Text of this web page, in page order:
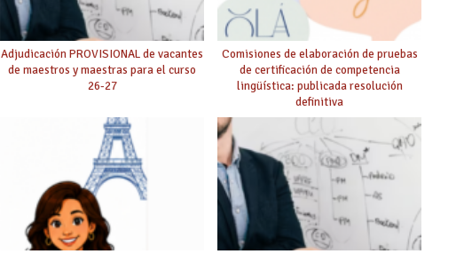
Adjudicación PROVISIONAL de vacantes
de maestros y maestras para el curso
26-27
Comisiones de elaboración de pruebas
de certificación de competencia
lingüística: publicada resolución
definitiva